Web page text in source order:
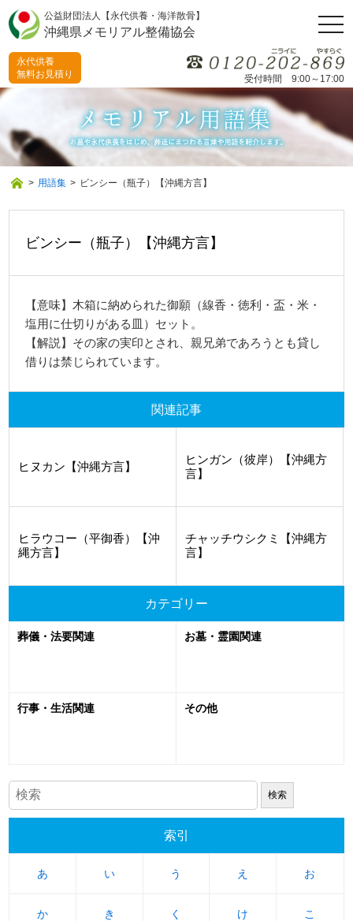
公益財団法人【永代供養・海洋散骨】
沖縄県メモリアル整備協会
受付時間 9:00～17:00
永代供養
無料お見積り
> 用語集 > ビンシー（瓶子）【沖縄方言】
ビンシー（瓶子）【沖縄方言】
【意味】木箱に納められた御願（線香・徳利・盃・米・
塩用に仕切りがある皿）セット。
【解説】その家の実印とされ、親兄弟であろうとも貸し
借りは禁じられています。
関連記事
ヒヌカン【沖縄方言】
ヒンガン（彼岸）【沖縄方
言】
ヒラウコー（平御香）【沖
縄方言】
チャッチウシクミ【沖縄方
言】
カテゴリー
葬儀・法要関連 お墓・霊園関連
行事・生活関連 その他
索引
あ
あ い
い う
う え
え お
お
か
か き
き く
く け
け こ
こ